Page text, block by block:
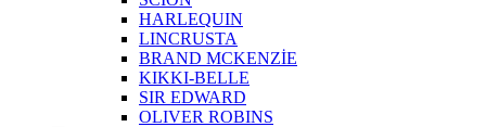
HARLEQUIN
LINCRUSTA
BRAND MCKENZİE
KIKKI-BELLE
SIR EDWARD
OLIVER ROBINS